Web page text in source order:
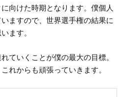
向けた時期となります。僕個人
ますので、世界選手権の結果に
ます。
ていくことが僕の最大の目標。
れからも頑張っていきます。